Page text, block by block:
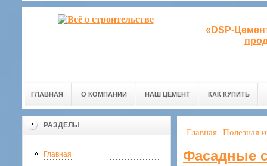
«DSP-
ГЛАВНАЯ О КОМПАНИИ НАШ ЦЕМЕНТ КАК КУПИТЬ
РАЗДЕЛЫ
Главная
Главная Полезная
Фасадные